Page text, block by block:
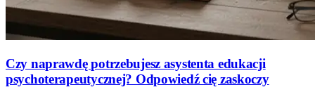
Czy naprawdę potrzebujesz asystenta edukacji
psychoterapeutycznej? Odpowiedź cię zaskoczy